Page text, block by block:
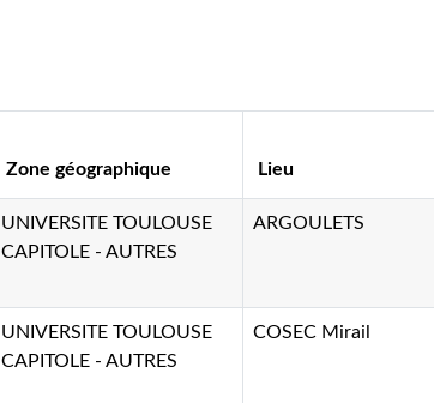
Zone géographique Lieu
UNIVERSITE TOULOUSE
CAPITOLE - AUTRES
ARGOULETS
UNIVERSITE TOULOUSE
CAPITOLE - AUTRES
COSEC Mirail